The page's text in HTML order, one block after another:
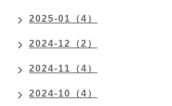
2025-01（4）
2024-12（2）
2024-11（4）
2024-10（4）